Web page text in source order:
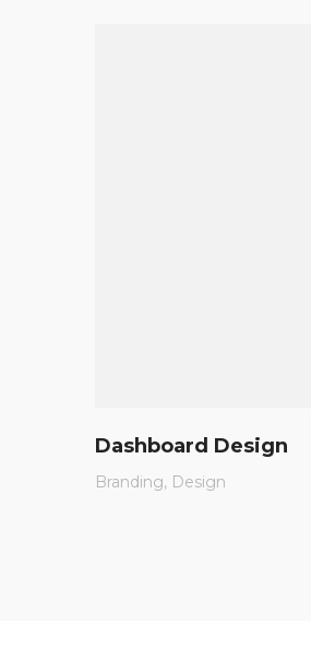
Branding Design
Dashboard Design